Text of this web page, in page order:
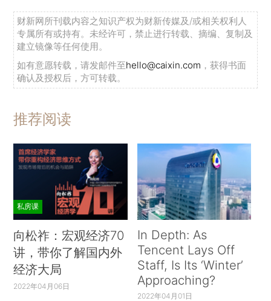
财新网所刊载内容之知识产权为财新传媒及/或相关权利人
专属所有或持有。未经许可，禁止进行转载、摘编、复制及
建立镜像等任何使用。
如有意愿转载，请发邮件至hello@caixin.com ，获得书面
确认及授权后，方可转载。
推荐阅读
私房课
向松祚：宏观经济70
讲，带你了解国内外
经济大局
2022年04月06日
In Depth: As
Tencent Lays Off
Staff, Is Its ‘Winter’
Approaching?
2022年04月01日